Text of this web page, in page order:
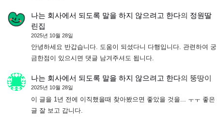
나는 회사에서 되도록 말을 하지 않으려고 한다의 정원딸
린집
2025년 10월 28일
안녕하세요 반갑습니다. 도움이 되셨다니 다행입니다. 관련하여 궁
금한점이 있으시면 댓글 남겨주셔도 됩니다.
나는 회사에서 되도록 말을 하지 않으려고 한다의 뚱땅이
2025년 10월 28일
이 글을 1년 전에 이직했을때 찾아봤으면 좋았을 것을... ㅜㅜ 좋은
글 잘 보고 갑니다.